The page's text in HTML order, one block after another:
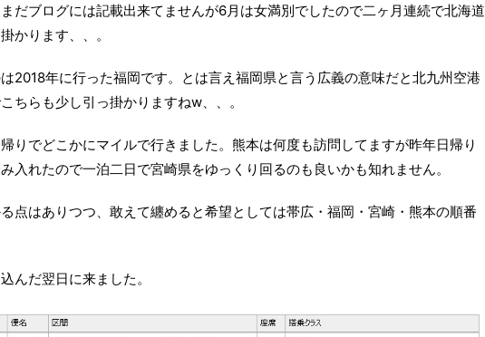
だブログには記載出来てませんが6月は女満別でしたので二ヶ月連続で北海道
かります、、。
2018年に行った福岡です。とは言え福岡県と言う広義の意味だと北九州空港
ちらも少し引っ掛かりますねw、、。
りでどこかにマイルで行きました。熊本は何度も訪問してますが昨年日帰り
入れたので一泊二日で宮崎県をゆっくり回るのも良いかも知れません。
点はありつつ、敢えて纏めると希望としては帯広・福岡・宮崎・熊本の順番
んだ翌日に来ました。